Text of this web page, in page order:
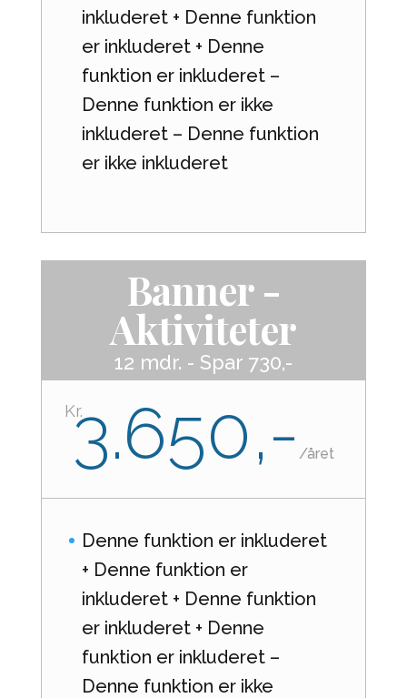
inkluderet + Denne funktion
er inkluderet + Denne
funktion er inkluderet –
Denne funktion er ikke
inkluderet – Denne funktion
er ikke inkluderet
Banner -
Aktiviteter
12 mdr. - Spar 730,-
Kr.3.650,- /året
Denne funktion er inkluderet
+ Denne funktion er
inkluderet + Denne funktion
er inkluderet + Denne
funktion er inkluderet –
Denne funktion er ikke